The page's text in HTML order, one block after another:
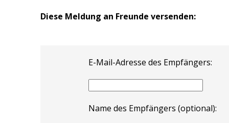
Diese Meldung an Freunde versenden:
E-Mail-Adresse des Empfängers:
Name des Empfängers (optional):